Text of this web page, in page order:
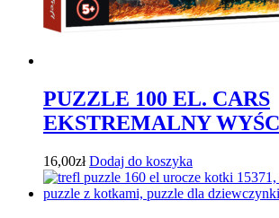
PUZZLE 100 EL. CARS
EKSTREMALNY
16,00zł Dodaj do koszyka